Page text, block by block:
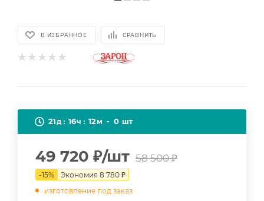
В ИЗБРАННОЕ СРАВНИТЬ
21д 16ч 12м 0 шт
49 720 ₽/шт 58 500₽
-15% Экономия 8 780 ₽
изготовление под заказ